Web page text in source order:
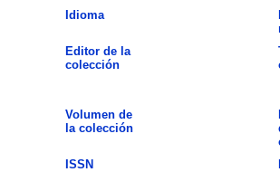
Idioma
Editor de la
colección
Volumen de
la colección
ISSN